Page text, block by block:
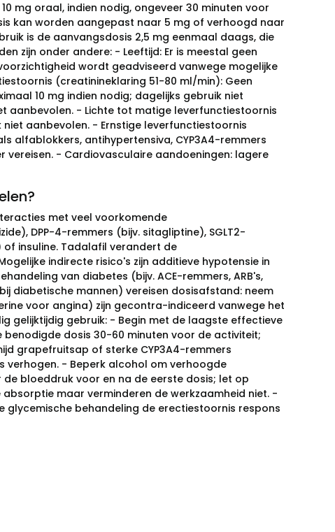
mg oraal, indien nodig, ongeveer 30 minuten voor
kan worden aangepast naar 5 mg of verhoogd naar
is de aanvangsdosis 2,5 mg eenmaal daags, die
zijn onder andere: - Leeftijd: Er is meestal geen
wordt geadviseerd vanwege mogelijke
(creatinineklaring 51-80 ml/min): Geen
10 mg indien nodig; dagelijks gebruik niet
aanbevolen. - Lichte tot matige leverfunctiestoornis
aanbevolen. - Ernstige leverfunctiestoornis
alfablokkers, antihypertensiva, CYP3A4-remmers
vereisen. - Cardiovasculaire aandoeningen: lagere
met veel voorkomende
DPP-4-remmers (bijv. sitagliptine), SGLT2-
of insuline. Tadalafil verandert de
indirecte risico's zijn additieve hypotensie in
van diabetes (bijv. ACE-remmers, ARB's,
diabetische mannen) vereisen dosisafstand: neem
voor angina) zijn gecontra-indiceerd vanwege het
gelijktijdig gebruik: - Begin met de laagste effectieve
dosis 30-60 minuten voor de activiteit;
grapefruitsap of sterke CYP3A4-remmers
verhogen. - Beperk alcohol om verhoogde
bloeddruk voor en na de eerste dosis; let op
maar verminderen de werkzaamheid niet. -
behandeling de erectiestoornis respons